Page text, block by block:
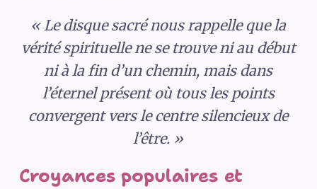
« Le disque sacré nous rappelle que la
vérité spirituelle ne se trouve ni au début
ni à la fin d’un chemin, mais dans
l’éternel présent où tous les points
convergent vers le centre silencieux de
l’être. »
Croyances populaires et